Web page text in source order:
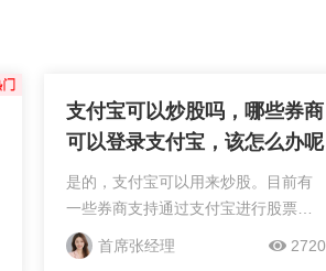
支付宝可以炒股吗，哪些券商
可以登录支付宝，该怎么办呢
是的，支付宝可以用来炒股。目前有
一些券商支持通过支付宝进行股票交
易，包括登录支付宝平台进行操作。
具体哪些券商支持，您可以在支付宝
首席张经理 2720